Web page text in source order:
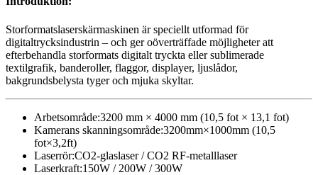
Storformatslaserskärmaskinen är speciellt utformad för
digitaltrycksindustrin – och ger oöverträffade möjligheter att
efterbehandla storformats digitalt tryckta eller sublimerade
textilgrafik, banderoller, flaggor, displayer, ljuslådor,
bakgrundsbelysta tyger och mjuka skyltar.
Arbetsområde:3200 mm × 4000 mm (10,5 fot × 13,1 fot)
Kamerans skanningsområde:3200mm×1000mm (10,5
fot×3,2ft)
Laserrör:CO2-glaslaser / CO2 RF-metalllaser
Laserkraft:150W / 200W / 300W